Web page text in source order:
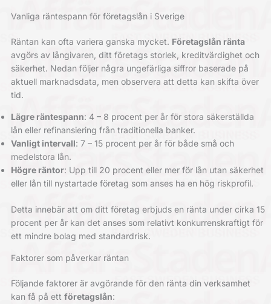
Vanliga räntespann för företagslån i Sverige
Räntan kan ofta variera ganska mycket. Företagslån ränta
avgörs av långivaren, ditt företags storlek, kreditvärdighet och
säkerhet. Nedan följer några ungefärliga siffror baserade på
aktuell marknadsdata, men observera att detta kan skifta över
tid.
Lägre räntespann: 4 – 8 procent per år för stora säkerställda
lån eller refinansiering från traditionella banker.
Vanligt intervall: 7 – 15 procent per år för både små och
medelstora lån.
Högre räntor: Upp till 20 procent eller mer för lån utan säkerhet
eller lån till nystartade företag som anses ha en hög riskprofil.
Detta innebär att om ditt företag erbjuds en ränta under cirka 15
procent per år kan det anses som relativt konkurrenskraftigt för
ett mindre bolag med standardrisk.
Faktorer som påverkar räntan
Följande faktorer är avgörande för den ränta din verksamhet
kan få på ett företagslån: